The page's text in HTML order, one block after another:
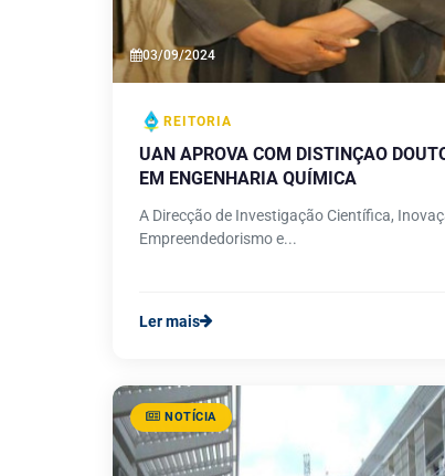
03/09/2024
REITORIA
UAN APROVA COM DISTINÇAO
EM ENGENHARIA QUÍMICA
A Direcção de Investigação Científica, Inovação,
Empreendedorismo e...
Ler mais
NOTÍCIA